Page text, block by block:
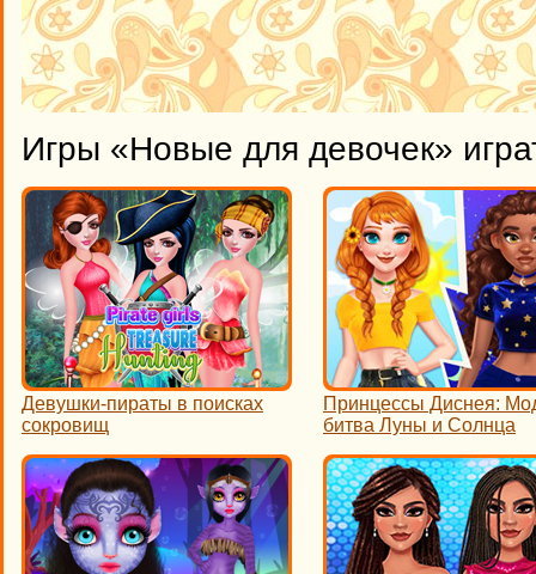
Игры «Новые для девочек»
Девушки-пираты в поисках
сокровищ
Принцессы Диснея:
битва Луны и Солнца